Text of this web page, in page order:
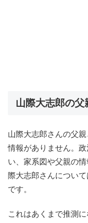
山際大志郎の
山際大志郎さんの父
情報がありません。
い、家系図や父親の
際大志郎さんについ
です。
これはあくまで推測